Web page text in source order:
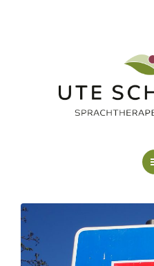
KUNSTTHERAPIE
FAQ